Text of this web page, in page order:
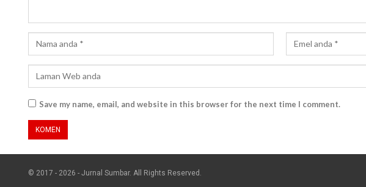
Save my name, email, and website in this browser for the next time I comment.
© 2017 - 2026 - Jurnal Sumbar. All Rights Reserved.